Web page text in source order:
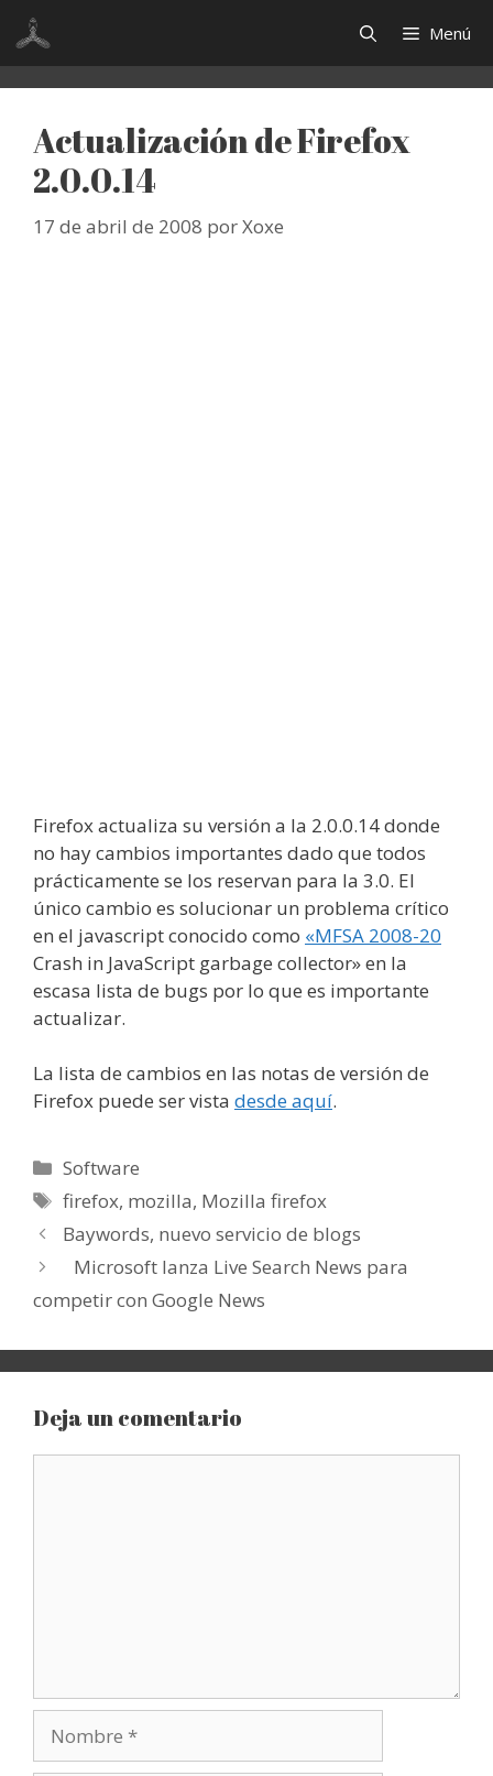
Saltar
contenido
Menú
Actualización de Firefox
2.0.0.14
17 de abril de 2008 porXoxe
Firefox actualiza su versión a la 2.0.0.14 donde
no hay cambios importantes dado que todos
prácticamente se los reservan para la 3.0. El
único cambio es solucionar un problema crítico
en el javascript conocido como «MFSA 2008-20
Crash in JavaScript garbage collector» en la
escasa lista de bugs por lo que es importante
actualizar.
La lista de cambios en las notas de versión de
Firefox puede ser vista desde aquí.
Categorías
Software
Etiquetas
firefox, mozilla, Mozilla firefox
Baywords, nuevo servicio de blogs
Microsoft lanza Live Search News para
competir con Google News
Deja un comentario